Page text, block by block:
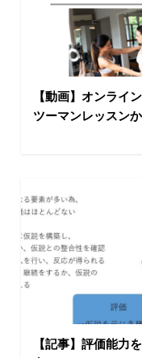
【動画】オンライ
ツーマンレッスン
【記事】評価能力